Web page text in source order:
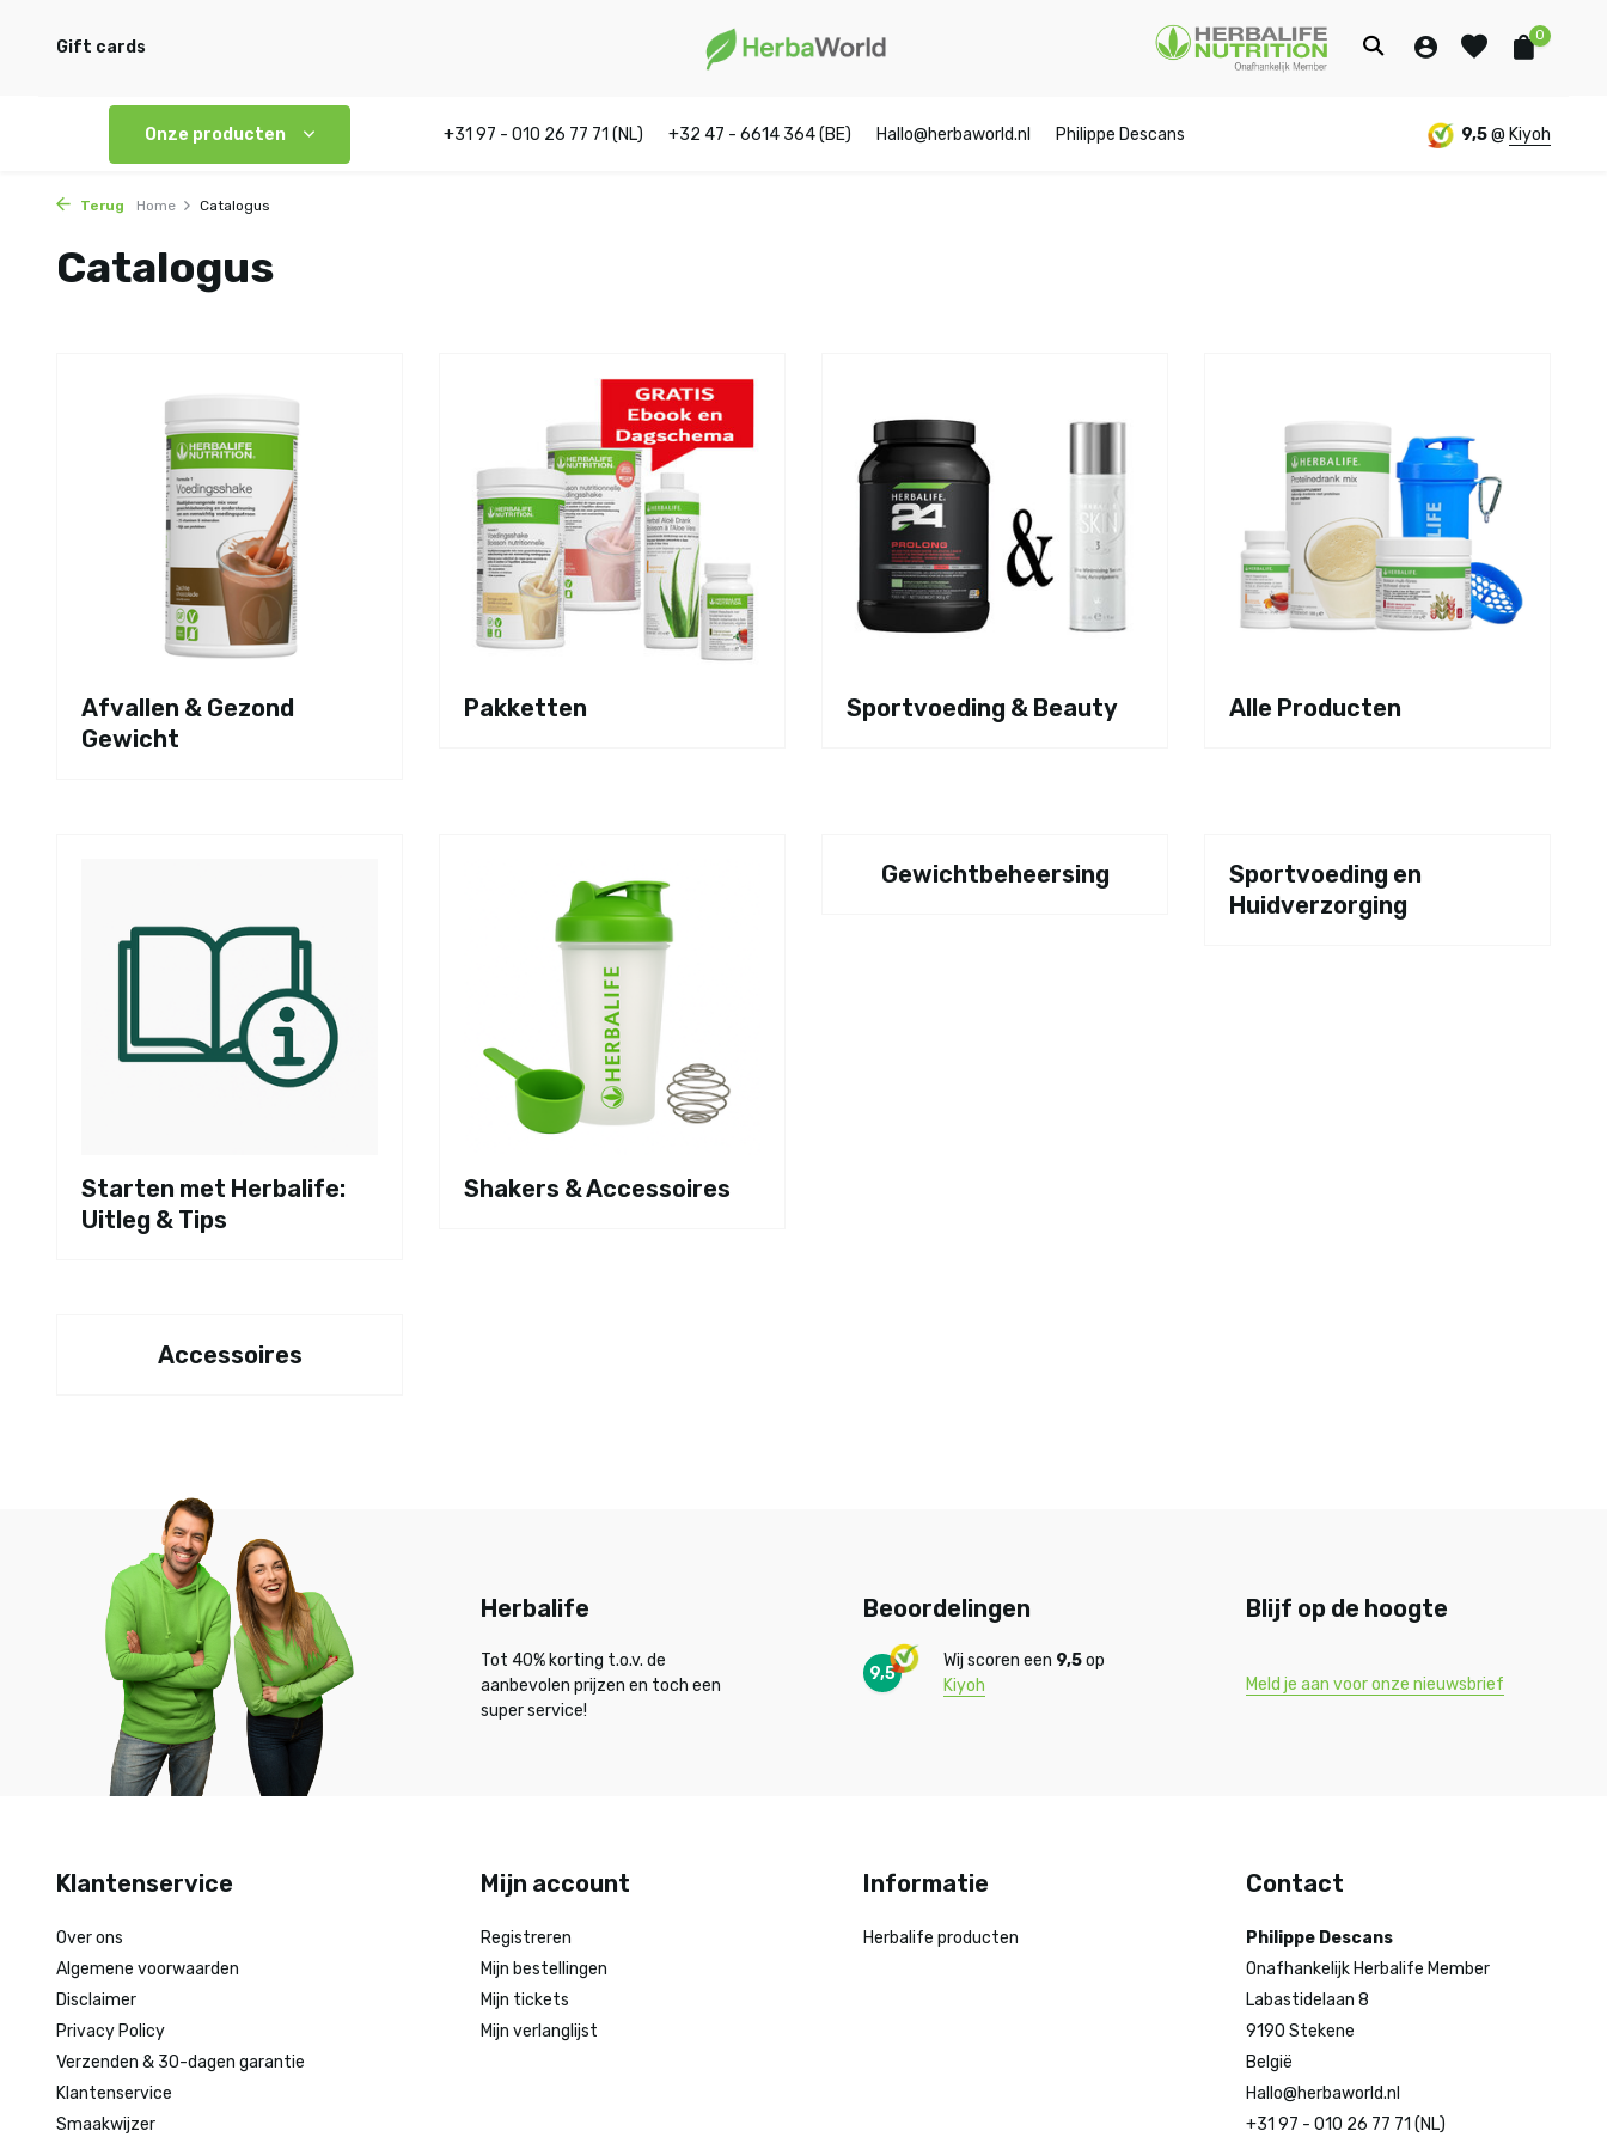
Gift cards
0
Onze producten +31 97 - 010 26 77 71 (NL) +32 47 - 6614 364 (BE) Hallo@herbaworld.nl Philippe Descans 9,5@ Kiyoh
Terug Home Catalogus
Catalogus
Afvallen & Gezond
Gewicht
Pakketten Sportvoeding & Beauty Alle Producten
Starten met Herbalife:
Uitleg & Tips
Shakers & Accessoires
Gewichtbeheersing
Sportvoeding en
Huidverzorging
Accessoires
Herbalife
Tot 40% korting t.o.v. de
aanbevolen prijzen en toch een
super service!
Beoordelingen
9,5
Wij scoren een 9,5op
Kiyoh
Blijf op de hoogte
Meld je aan voor onze nieuwsbrief
Klantenservice
Over ons
Algemene voorwaarden
Disclaimer
Privacy Policy
Verzenden & 30-dagen garantie
Klantenservice
Smaakwijzer
Mijn account
Registreren
Mijn bestellingen
Mijn tickets
Mijn verlanglijst
Informatie
Herbalife producten
Contact
Philippe Descans
Onafhankelijk Herbalife Member
Labastidelaan 8
9190 Stekene
België
Hallo@herbaworld.nl
+31 97 - 010 26 77 71 (NL)